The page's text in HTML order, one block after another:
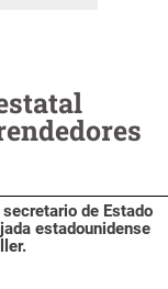
de Estado
estadounidense